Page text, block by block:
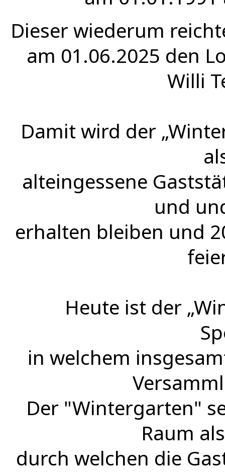
Dieser wiederum
am 01.06.2025 den
Willi
Damit wird der
alteingessene
und
erhalten bleiben und
Heute ist der
in welchem
Der "Wintergarten"
Raum
durch welchen die